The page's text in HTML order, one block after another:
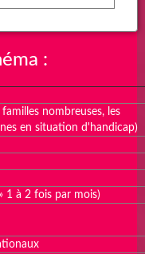
:
nombreuses, les
en situation d'handicap)
1 à 2 fois par mois)